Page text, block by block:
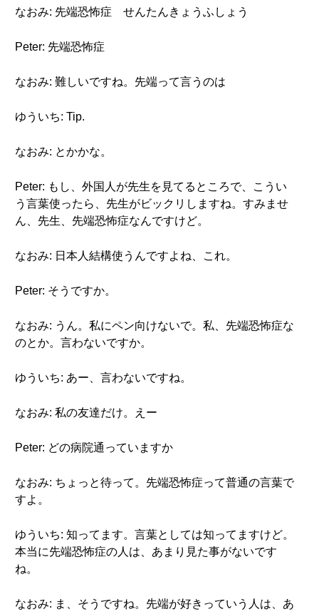
なおみ: 先端恐怖症 せんたんきょうふしょう
Peter: 先端恐怖症
なおみ: 難しいですね。先端って言うのは
ゆういち: Tip.
なおみ: とかかな。
Peter: もし、外国人が先生を見てるところで、こうい
う言葉使ったら、先生がビックリしますね。すみませ
ん、先生、先端恐怖症なんですけど。
なおみ: 日本人結構使うんですよね、これ。
Peter: そうですか。
なおみ: うん。私にペン向けないで。私、先端恐怖症な
のとか。言わないですか。
ゆういち: あー、言わないですね。
なおみ: 私の友達だけ。えー
Peter: どの病院通っていますか
なおみ: ちょっと待って。先端恐怖症って普通の言葉で
すよ。
ゆういち: 知ってます。言葉としては知ってますけど。
本当に先端恐怖症の人は、あまり見た事がないです
ね。
なおみ: ま、そうですね。先端が好きっていう人は、あ